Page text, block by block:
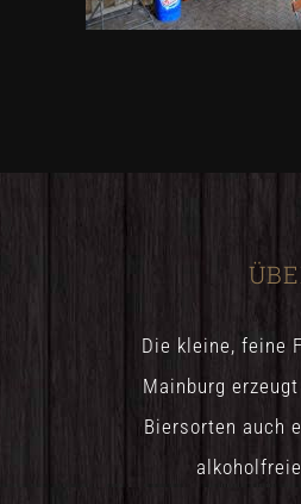
Die kleine, feine
Mainburg
Biersorten auch